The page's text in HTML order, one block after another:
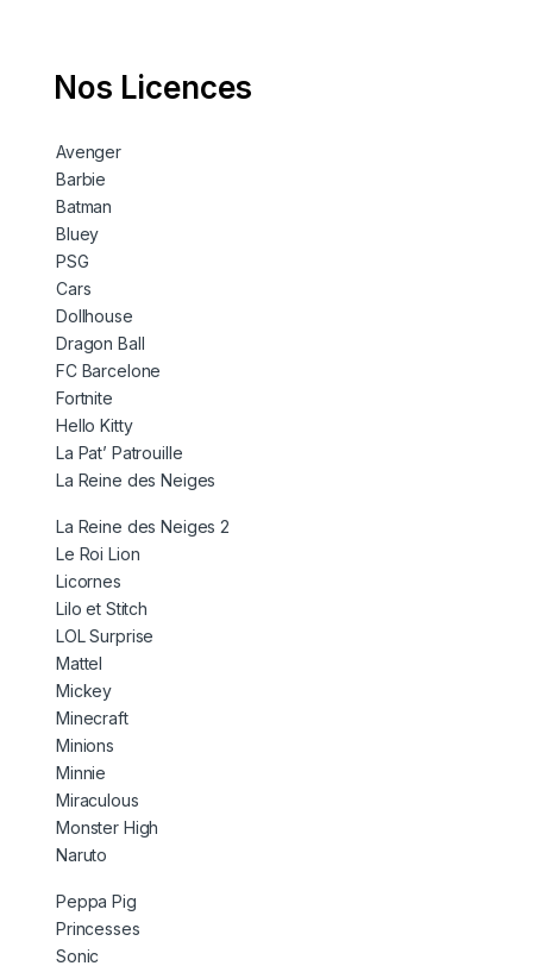
Nos Licences
Avenger
Barbie
Batman
Bluey
PSG
Cars
Dollhouse
Dragon Ball
FC Barcelone
Fortnite
Hello Kitty
La Pat’ Patrouille
La Reine des Neiges
La Reine des Neiges 2
Le Roi Lion
Licornes
Lilo et Stitch
LOL Surprise
Mattel
Mickey
Minecraft
Minions
Minnie
Miraculous
Monster High
Naruto
Peppa Pig
Princesses
Sonic